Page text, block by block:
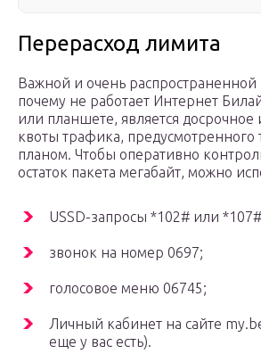
Перерасход лимита
Важной и очень
почему не работает Интернет
или планшете, является досрочное
квоты трафика,
планом. Чтобы оперативно
остаток пакета мегабайт, можно
USSD-запросы *102# или
звонок на номер 0697;
голосовое меню 06745;
Личный кабинет на сайте
еще у вас есть).